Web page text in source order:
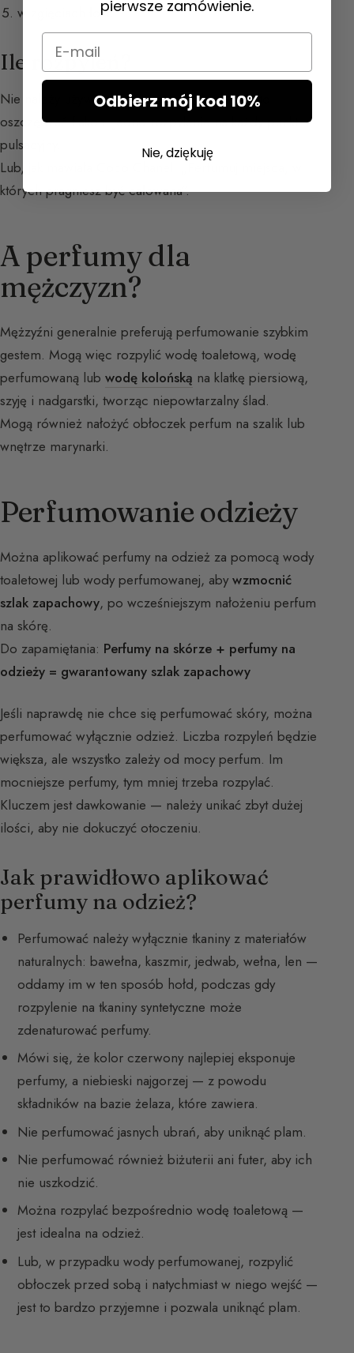
w zgięciach łokci
Ile rozpyleń?
Nie należy używać atomizera na oślep — warto
oszczędzać flakon. Jedno rozpylenie na każdy punkt
pulsacyjny.
Lub, jak mawiała Coco Chanel: „Perfumuj miejsca, w
których pragniesz być całowana”.
A perfumy dla
mężczyzn?
Mężzyźni generalnie preferują perfumowanie szybkim
gestem. Mogą więc rozpylić wodę toaletową, wodę
perfumowaną lub wodę kolońską na klatkę piersiową,
szyję i nadgarstki, tworząc niepowtarzalny ślad.
Mogą również nałożyć obłoczek perfum na szalik lub
wnętrze marynarki.
Perfumowanie odzieży
Można aplikować perfumy na odzież za pomocą wody
toaletowej lub wody perfumowanej, aby wzmocnić
szlak zapachowy, po wcześniejszym nałożeniu perfum
na skórę.
Do zapamiętania: Perfumy na skórze + perfumy na
odzieży = gwarantowany szlak zapachowy
Jeśli naprawdę nie chce się perfumować skóry, można
perfumować wyłącznie odzież. Liczba rozpyleń będzie
większa, ale wszystko zależy od mocy perfum. Im
mocniejsze perfumy, tym mniej trzeba rozpylać.
Kluczem jest dawkowanie — należy unikać zbyt dużej
ilości, aby nie dokuczyć otoczeniu.
Jak prawidłowo aplikować
perfumy na odzież?
Perfumować należy wyłącznie tkaniny z materiałów
naturalnych: bawełna, kaszmir, jedwab, wełna, len —
oddamy im w ten sposób hołd, podczas gdy
rozpylenie na tkaniny syntetyczne może
zdenaturować perfumy.
Mówi się, że kolor czerwony najlepiej eksponuje
perfumy, a niebieski najgorzej — z powodu
składników na bazie żelaza, które zawiera.
Nie perfumować jasnych ubrań, aby uniknąć plam.
Nie perfumować również biżuterii ani futer, aby ich
nie uszkodzić.
Można rozpylać bezpośrednio wodę toaletową —
jest idealna na odzież.
Lub, w przypadku wody perfumowanej, rozpylić
obłoczek przed sobą i natychmiast w niego wejść —
jest to bardzo przyjemne i pozwala uniknąć plam.
pierwsze zamówienie.
Email
Odbierz mój kod 10%
Nie, dziękuję